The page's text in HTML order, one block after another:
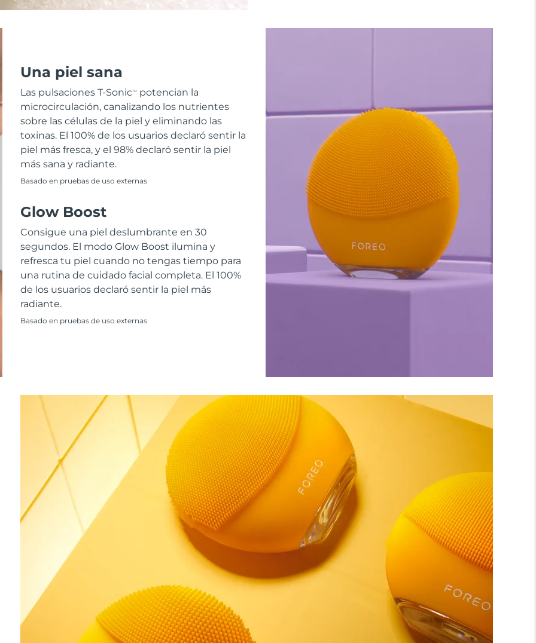
Una piel sana
Las pulsaciones T-SonicTM
potencian la
microcirculación, canalizando los nutrientes
sobre las células de la piel y eliminando las
toxinas. El 100% de los usuarios declaró sentir la
piel más fresca, y el 98% declaró sentir la piel
más sana y radiante.
Basado en pruebas de uso externas
Glow Boost
Consigue una piel deslumbrante en 30
segundos. El modo Glow Boost ilumina y
refresca tu piel cuando no tengas tiempo para
una rutina de cuidado facial completa. El 100%
de los usuarios declaró sentir la piel más
radiante.
Basado en pruebas de uso externas